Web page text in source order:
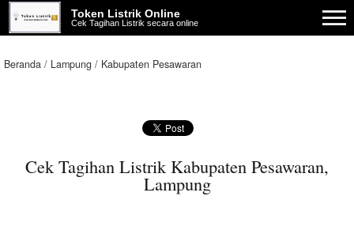
Token Listrik Online
Cek Tagihan Listrik secara online
Beranda Lampung Kabupaten Pesawaran
Cek Tagihan Listrik Kabupaten Pesawaran,
Lampung